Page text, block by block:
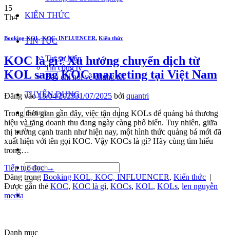
KIẾN THỨC
TIN TỨC
Tin sự kiện
Tin công ty
Báo chí nói về chúng tôi
TUYỂN DỤNG
15
Th4
Booking KOL, KOC, INFLUENCER, Kiến thức
KOC là gì? Xu hướng chuyển dịch từ
KOL sang KOC marketing tại Việt Nam
Đăng vào15/04/202331/07/2025 bởi quantri
Trong thời gian gần đây, việc tận dụng KOLs để quảng bá thương
hiệu và tăng doanh thu đang ngày càng phổ biến. Tuy nhiên, giữa
thị trường cạnh tranh như hiện nay, một hình thức quảng bá mới đã
xuất hiện với tên gọi KOC. Vậy KOCs là gì? Hãy cùng tìm hiểu
trong…
Tiếp tục đọc→
Đăng trong Booking KOL, KOC, INFLUENCER, Kiến thức |
Được gắn thẻ KOC, KOC là gì, KOCs, KOL, KOLs, len nguyễn
media
Danh mục